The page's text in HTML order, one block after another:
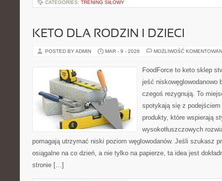
CATEGORIES: TRENING SIŁOWY
KETO DLA RODZIN I DZIECI
POSTED BY ADMIN MAR - 9 - 2026 MOŻLIWOŚĆ
FoodForce to keto sklep
jeść niskowęglowodanowo
czegoś rezygnują. To
spotykają się z
produkty, które wspierają
wysokotłuszczowych
pomagają utrzymać niski poziom węglowodanów. Jeśli szukasz
osiągalne na co dzień, a nie tylko na papierze, ta idea jest
stronie […]